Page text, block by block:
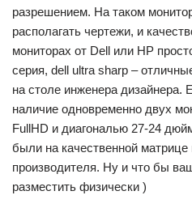
разрешением. На таком
располагать чертежи, и
мониторах от Dell или HP
серия, dell ultra sharp –
на столе инженера дизайнера.
наличие одновременно двух
FullHD и диагональю 27-24
были на качественной матрице
производителя. Ну и что бы
разместить физически )